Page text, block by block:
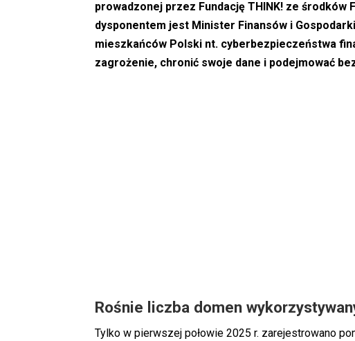
prowadzonej przez Fundację THINK! ze środków
dysponentem jest Minister Finansów i
mieszkańców Polski nt. cyberbezpieczeństwa
zagrożenie, chronić swoje dane i podejmować
Rośnie liczba domen
Tylko w pierwszej połowie 2025 r. zarejestrowano